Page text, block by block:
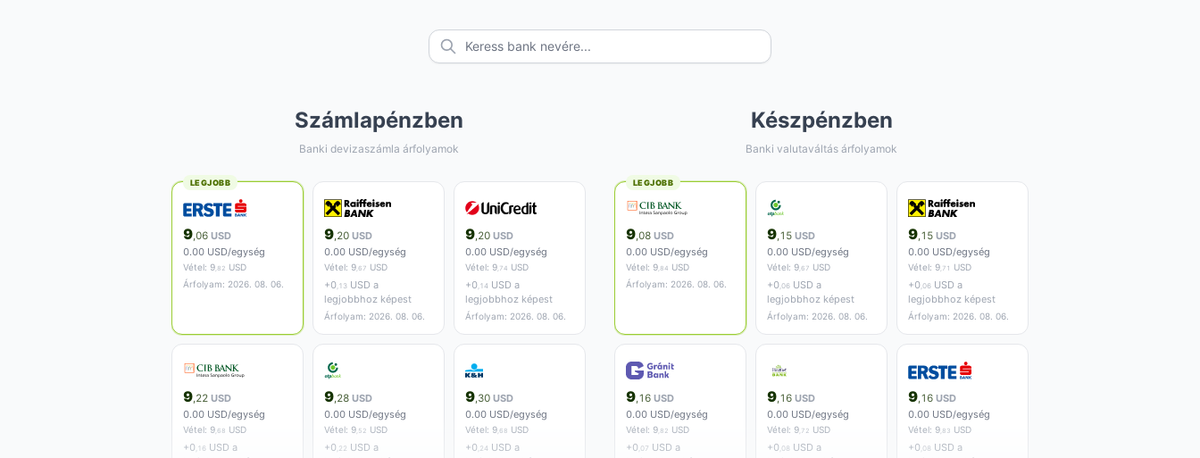
Számlapénzben
Banki devizaszámla árfolyamok
LEGJOBB
9 ,06 USD
0.00 USD/egység
Vétel: 9 ,82 USD
Árfolyam: 2026. 08. 06.
9 ,20 USD
0.00 USD/egység
Vétel: 9 ,67 USD
+0 ,13 USD a
legjobbhoz képest
Árfolyam: 2026. 08. 06.
9 ,20 USD
0.00 USD/egység
Vétel: 9 ,74 USD
+0 ,14 USD a
legjobbhoz képest
Árfolyam: 2026. 08. 06.
9 ,22 USD
0.00 USD/egység
Vétel: 9 ,68 USD
+0 ,16 USD a
9 ,28 USD
0.00 USD/egység
Vétel: 9 ,52 USD
+0 ,22 USD a
9 ,30 USD
0.00 USD/egység
Vétel: 9 ,68 USD
+0 ,24 USD a
Készpénzben
Banki valutaváltás árfolyamok
LEGJOBB
9 ,08 USD
0.00 USD/egység
Vétel: 9 ,84 USD
Árfolyam: 2026. 08. 06.
9 ,15 USD
0.00 USD/egység
Vétel: 9 ,67 USD
+0 ,06 USD a
legjobbhoz képest
Árfolyam: 2026. 08. 06.
9 ,15 USD
0.00 USD/egység
Vétel: 9 ,71 USD
+0 ,06 USD a
legjobbhoz képest
Árfolyam: 2026. 08. 06.
9 ,16 USD
0.00 USD/egység
Vétel: 9 ,82 USD
+0 ,07 USD a
9 ,16 USD
0.00 USD/egység
Vétel: 9 ,72 USD
+0 ,08 USD a
9 ,16 USD
0.00 USD/egység
Vétel: 9 ,83 USD
+0 ,08 USD a